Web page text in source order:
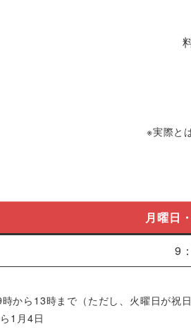
※実際と
月曜日
9
から13時まで（ただし、火曜日が祝
1月4日